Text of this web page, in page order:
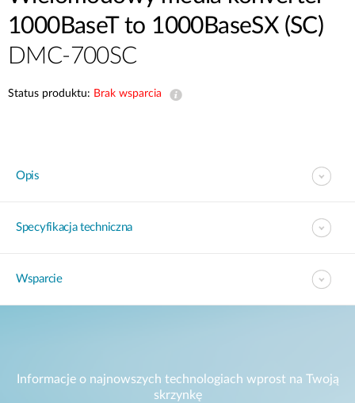
1000BaseT to 1000BaseSX (SC)
DMC-700SC
Status produktu: Brak wsparcia
Opis
Specyfikacja techniczna
Wsparcie
Informacje o najnowszych technologiach wprost na Twoją
skrzynkę